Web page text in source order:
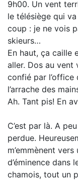
9h00. Un vent
le télésiège qui
coup : je ne vois
skieurs…
En haut, ça caille
aller. Dos au vent
confié par l’office
l’arrache des
Ah. Tant pis! En
C’est par là. A
perdue.
m’emmènent
d’éminence dans
chamois, tout un